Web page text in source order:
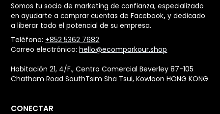
Somos tu socio de marketing de confianza, especializado
en ayudarte a comprar cuentas de Facebook, y dedicado
a liberar todo el potencial de su empresa.
Teléfono: +852 5362 7682
Correo electrónico:hello@ecomparkour.shop
Habitación 21, 4/F., Centro Comercial Beverley 87-105
Chatham Road SouthTsim Sha Tsui, Kowloon HONG KONG
CONECTAR